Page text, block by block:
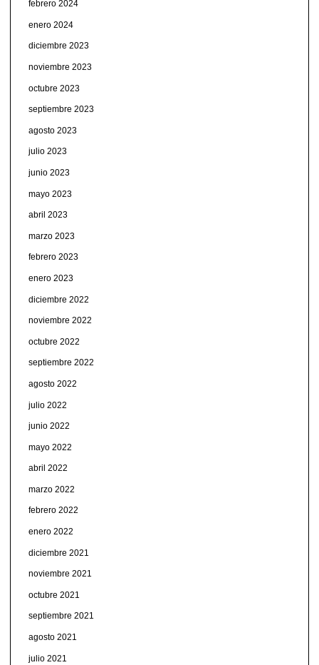
febrero 2024
enero 2024
diciembre 2023
noviembre 2023
octubre 2023
septiembre 2023
agosto 2023
julio 2023
junio 2023
mayo 2023
abril 2023
marzo 2023
febrero 2023
enero 2023
diciembre 2022
noviembre 2022
octubre 2022
septiembre 2022
agosto 2022
julio 2022
junio 2022
mayo 2022
abril 2022
marzo 2022
febrero 2022
enero 2022
diciembre 2021
noviembre 2021
octubre 2021
septiembre 2021
agosto 2021
julio 2021